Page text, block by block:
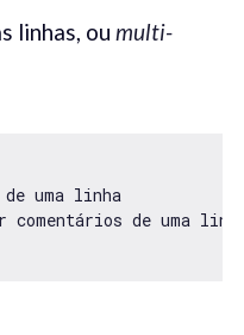
linhas, ou multi-
uma linha
comentários de uma